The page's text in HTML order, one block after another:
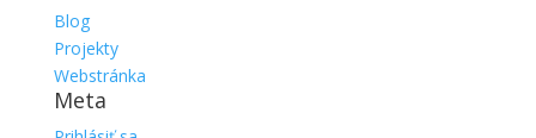
Blog
Projekty
Webstránka
Meta